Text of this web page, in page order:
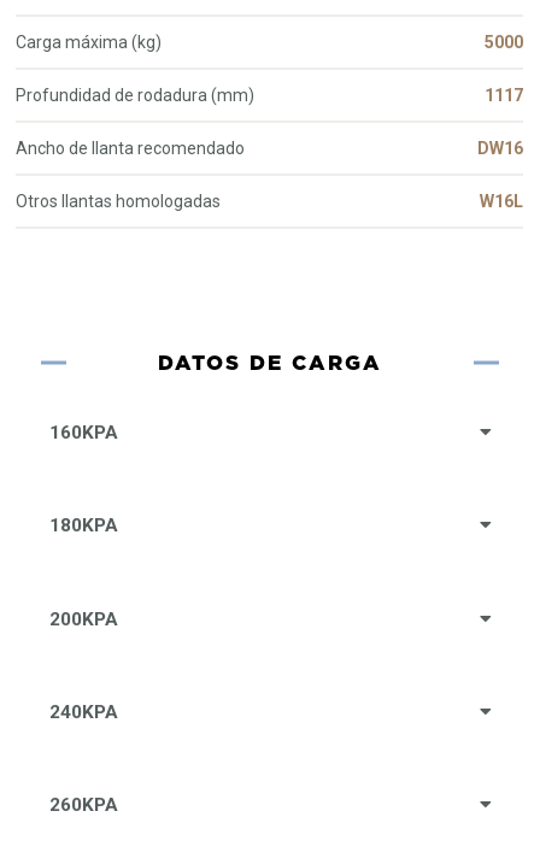
Carga máxima (kg) 5000
Profundidad de rodadura (mm) 1117
Ancho de llanta recomendado DW16
Otros llantas homologadas W16L
DATOS DE CARGA
160KPA
180KPA
200KPA
240KPA
260KPA